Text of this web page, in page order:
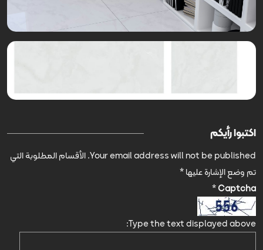
اكتبوا رأيكم
Your email address will not be published. الأقسام المطلوبة التي
تم وضع الإشارة عليها*
Captcha
*
Type the text displayed above: